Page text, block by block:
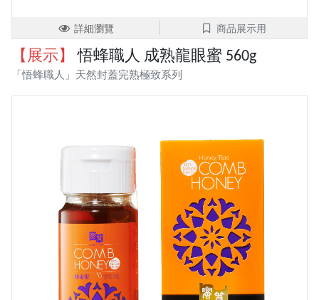
詳細瀏覽 商品展示用
【展示】 悟蜂職人 成熟龍眼蜜 560g
「悟蜂職人」天然封蓋完熟極致系列